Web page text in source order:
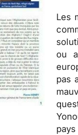
Les
ou
pas